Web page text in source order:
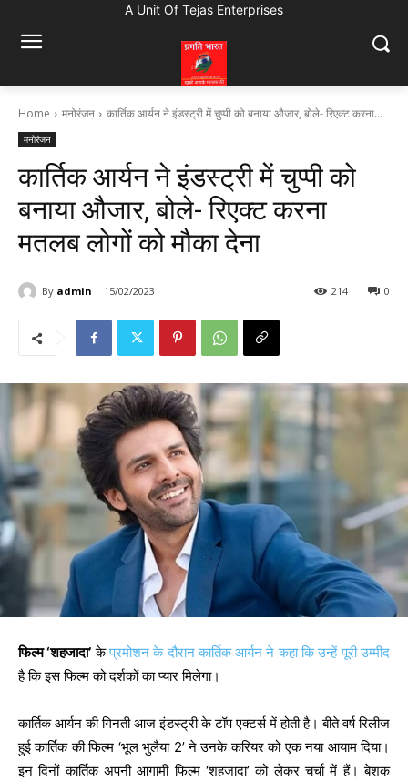
A Unit Of Tejas Enterprises
Home मनोरंजन कार्तिक आर्यन ने इंडस्ट्री में चुप्पी को बनाया औजार, बोले- रिएक्ट करना...
मनोरंजन
कार्तिक आर्यन ने इंडस्ट्री में चुप्पी को
बनाया औजार, बोले- रिएक्ट करना
मतलब लोगों को मौका देना
By admin 15/02/2023 0
214
फिल्म ‘शहजादा’ केप्रमोशन के दौरान कार्तिक आर्यन ने कहा कि उन्हें पूरी उम्मीद
है कि इस फिल्म को दर्शकों का प्यार मिलेगा।
कार्तिक आर्यन की गिनती आज इंडस्ट्री के टॉप एक्टर्स में होती है। बीते वर्ष रिलीज
हुई कार्तिक की फिल्म ‘भूल भुलैया 2’ ने उनके करियर को एक नया आयाम दिया।
इन दिनों कार्तिक अपनी आगामी फिल्म ‘शहजादा’ को लेकर चर्चा में हैं। बेशक